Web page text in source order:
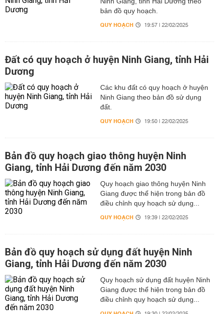
bản đồ quy hoạch.
QUY HOẠCH 19:57 | 22/02/2025
Đất có quy hoạch ở huyện Ninh Giang, tỉnh Hải
Dương
Các khu đất có quy hoạch ở huyện
Ninh Giang theo bản đồ sử dụng
đất.
QUY HOẠCH 19:50 | 22/02/2025
Bản đồ quy hoạch giao thông huyện Ninh
Giang, tỉnh Hải Dương đến năm 2030
Quy hoạch giao thông huyện Ninh
Giang được thể hiện trong bản đồ
điều chỉnh quy hoạch sử dụng...
QUY HOẠCH 19:39 | 22/02/2025
Bản đồ quy hoạch sử dụng đất huyện Ninh
Giang, tỉnh Hải Dương đến năm 2030
Quy hoạch sử dụng đất huyện Ninh
Giang được thể hiện trong bản đồ
điều chỉnh quy hoạch sử dụng...